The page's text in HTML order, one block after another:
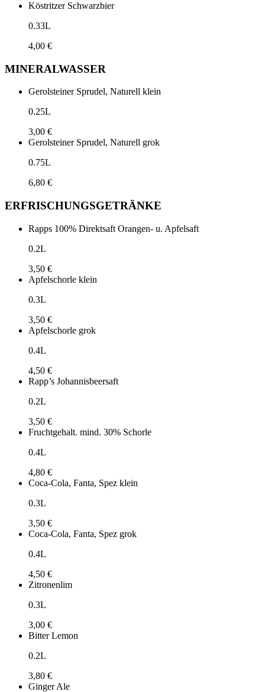
Köstritzer Schwarzbier
0.33L
4,00 €
MINERALWASSER
Gerolsteiner Sprudel, Naturell klein
0.25L
3,00 €
Gerolsteiner Sprudel, Naturell grok
0.75L
6,80 €
ERFRISCHUNGSGETRÄNKE
Rapps 100% Direktsaft Orangen- u. Apfelsaft
0.2L
3,50 €
Apfelschorle klein
0.3L
3,50 €
Apfelschorle grok
0.4L
4,50 €
Rapp’s Johannisbeersaft
0.2L
3,50 €
Fruchtgehalt. mind. 30% Schorle
0.4L
4,80 €
Coca-Cola, Fanta, Spez klein
0.3L
3,50 €
Coca-Cola, Fanta, Spez grok
0.4L
4,50 €
Zitronenlim
0.3L
3,00 €
Bitter Lemon
0.2L
3,80 €
Ginger Ale